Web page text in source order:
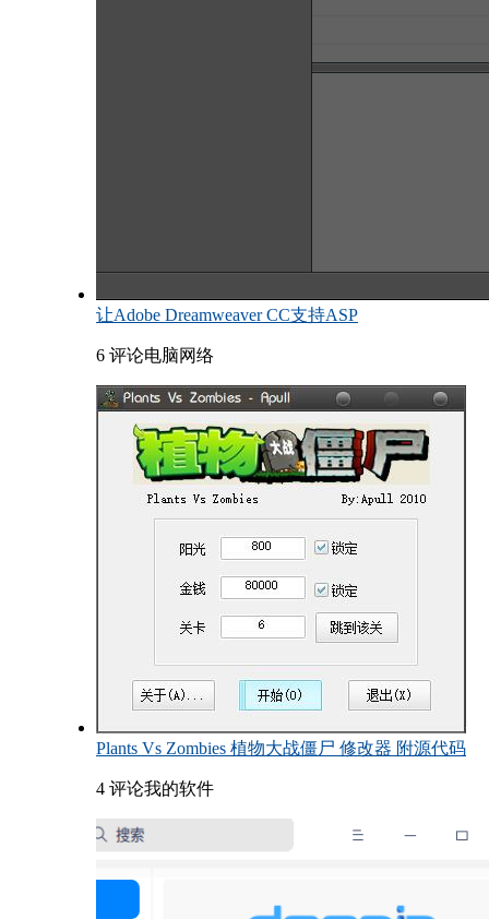
让Adobe Dreamweaver CC支持ASP
6 评论电脑网络
Plants Vs Zombies 植物大战僵尸 修改器 附源代码
4 评论我的软件